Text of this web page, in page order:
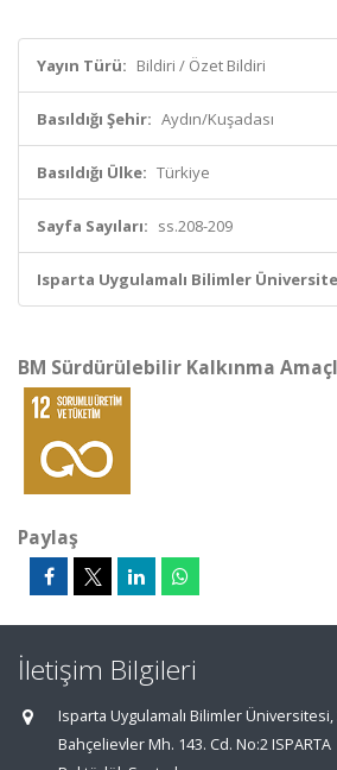
Yayın Türü: Bildiri / Özet Bildiri
Basıldığı Şehir: Aydın/Kuşadası
Basıldığı Ülke: Türkiye
Sayfa Sayıları: ss.208-209
Isparta Uygulamalı Bilimler
BM Sürdürülebilir Kalkınma
Paylaş
İletişim Bilgileri
Isparta Uygulamalı Bilimler Üniversitesi,
Bahçelievler Mh. 143. Cd. No:2 ISPARTA